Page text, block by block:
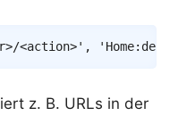
<action>' , Copy
z. B. URLs in der